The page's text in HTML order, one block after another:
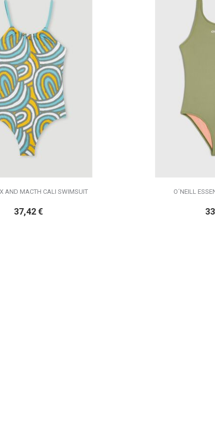
AND MACTH CALI SWIMSUIT
37,42 €
O´NEILL